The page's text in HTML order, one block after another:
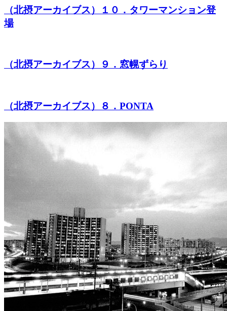
（北摂アーカイブス）１０．タワーマンション登
場
（北摂アーカイブス）９．窓幌ずらり
（北摂アーカイブス）８．PONTA